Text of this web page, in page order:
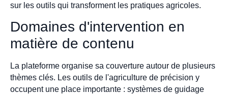
sur les outils qui transforment les pratiques agricoles.
Domaines d'intervention en
matière de contenu
La plateforme organise sa couverture autour de plusieurs
thèmes clés. Les outils de l'agriculture de précision y
occupent une place importante : systèmes de guidage